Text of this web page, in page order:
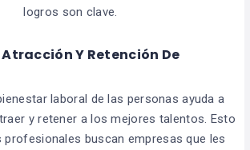
logros son clave.
Atracción Y Retención De
laboral de las personas ayuda a
y retener a los mejores talentos. Esto
profesionales buscan empresas que les